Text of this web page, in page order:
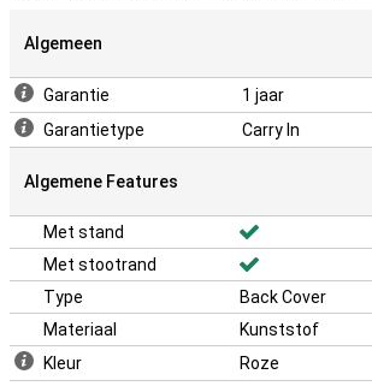
Algemeen
Garantie
1 jaar
Garantietype
Carry In
Algemene Features
Met stand
Met stootrand
Type
Back Cover
Materiaal
Kunststof
Kleur
Roze